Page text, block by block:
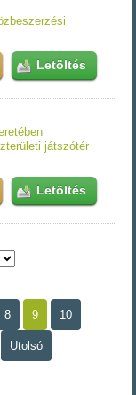
Letöltés
játszótér
Letöltés
8 9 10
Utolsó